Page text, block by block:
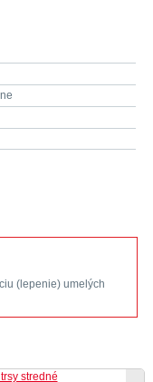
(lepenie) umelých
stredné